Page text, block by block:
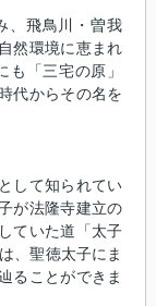
、飛鳥川・曽我
然環境に恵まれ
「三宅の原」
代からその名を
して知られてい
が法隆寺建立の
ていた道「太子
、聖徳太子にま
ることができま